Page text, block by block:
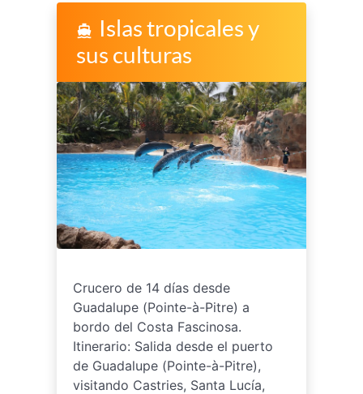
directions_boat Islas tropicales y
sus culturas
Crucero de 14 días desde
Guadalupe (Pointe-à-Pitre) a
bordo del Costa Fascinosa.
Itinerario: Salida desde el puerto
de Guadalupe (Pointe-à-Pitre),
visitando Castries, Santa Lucía,